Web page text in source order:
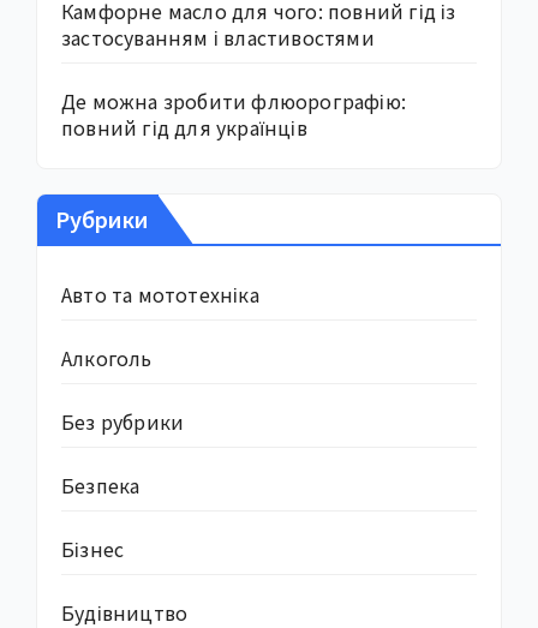
Камфорне масло для чого: повний гід із
застосуванням і властивостями
Де можна зробити флюорографію:
повний гід для українців
Рубрики
Авто та мототехніка
Алкоголь
Без рубрики
Безпека
Бізнес
Будівництво